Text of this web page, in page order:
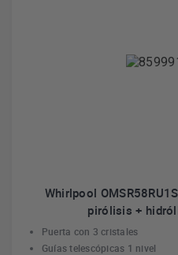
Whirlpool
pirólisis +
Puerta con 3 cristales
Guías telescópicas 1 nivel